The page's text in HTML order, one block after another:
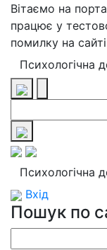
Вітаємо на
працює у
помилку на
Психологічна
Психологічна
Вхід
Пошук по